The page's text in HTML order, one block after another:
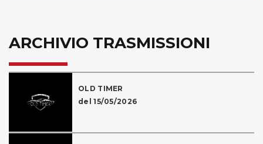
ARCHIVIO TRASMISSIONI
OLD TIMER
del 15/05/2026